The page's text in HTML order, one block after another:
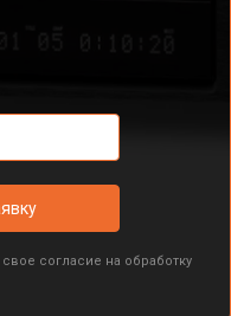
согласие на обработку